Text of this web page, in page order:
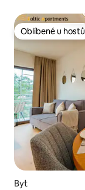
Oblíbené u hostů
Oblíbené u hostů
Byt